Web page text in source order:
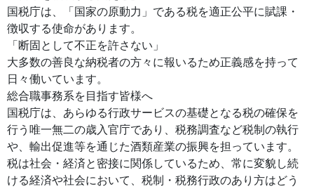
国税庁は、「国家の原動力」である税を適正公平に賦課・
徴収する使命があります。
「断固として不正を許さない」
大多数の善良な納税者の方々に報いるため正義感を持って
日々働いています。
総合職事務系を目指す皆様へ
国税庁は、あらゆる行政サービスの基礎となる税の確保を
行う唯一無二の歳入官庁であり、税務調査など税制の執行
や、輸出促進等を通じた酒類産業の振興を担っています。
税は社会・経済と密接に関係しているため、常に変貌し続
ける経済や社会において、税制・税務行政のあり方はどう